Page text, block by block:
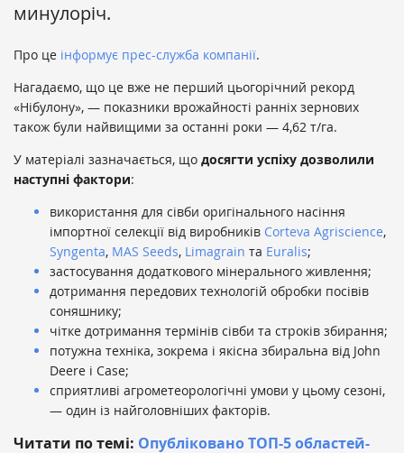
минулоріч.
Про це інформує прес-служба компанії.
Нагадаємо, що це вже не перший цьогорічний рекорд
«Нібулону», — показники врожайності ранніх зернових
також були найвищими за останні роки — 4,62 т/га.
У матеріалі зазначається, що досягти успіху дозволили
наступні фактори:
використання для сівби оригінального насіння
імпортної селекції від виробників Corteva Agriscience,
Syngenta, MAS Seeds, Limagrain та Euralis;
застосування додаткового мінерального живлення;
дотримання передових технологій обробки посівів
соняшнику;
чітке дотримання термінів сівби та строків збирання;
потужна техніка, зокрема і якісна збиральна від John
Deere і Case;
сприятливі агрометеорологічні умови у цьому сезоні,
— один із найголовніших факторів.
Читати по темі: Опубліковано ТОП-5 областей-